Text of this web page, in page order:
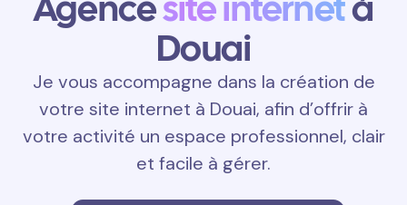
Douai
Je vous accompagne dans la création de
votre site internet à Douai, afin d’offrir à
votre activité un espace professionnel, clair
et facile à gérer.